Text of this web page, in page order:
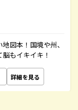
図本！国境や州、
もイキイキ！
詳細を見る